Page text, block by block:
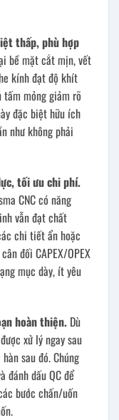
thấp, phù hợp
bề mặt cắt mịn, vết
kính đạt độ khít
tấm mỏng giảm rõ
đặc biệt hữu ích
như không phải
tối ưu chi phí.
CNC có năng
vẫn đạt chất
chi tiết ẩn hoặc
đối CAPEX/OPEX
mục dày, ít yêu
hoàn thiện. Dù
xử lý ngay sau
sau đó. Chúng
đánh dấu QC để
bước chấn/uốn